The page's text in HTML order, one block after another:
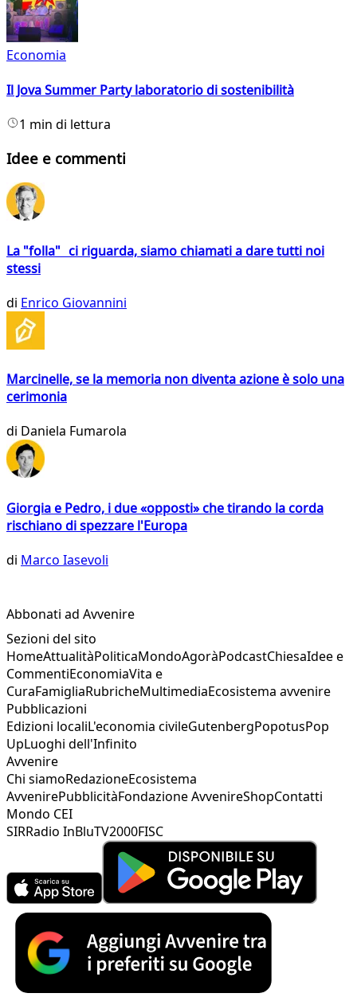
Economia
Il Jova Summer Party laboratorio di sostenibilità
1 min di lettura
Idee e commenti
La "folla" ci riguarda, siamo chiamati a dare tutti noi
stessi
di Enrico Giovannini
Marcinelle, se la memoria non diventa azione è solo una
cerimonia
di Daniela Fumarola
Giorgia e Pedro, i due «opposti» che tirando la corda
rischiano di spezzare l'Europa
di Marco Iasevoli
Abbonati ad Avvenire
Sezioni del sito
HomeAttualitàPoliticaMondoAgoràPodcastChiesaIdee e
CommentiEconomiaVita e
CuraFamigliaRubricheMultimediaEcosistema avvenire
Pubblicazioni
Edizioni localiL'economia civileGutenbergPopotusPop
UpLuoghi dell'Infinito
Avvenire
Chi siamoRedazioneEcosistema
AvvenirePubblicitàFondazione AvvenireShopContatti
Mondo CEI
SIRRadio InBluTV2000FISC